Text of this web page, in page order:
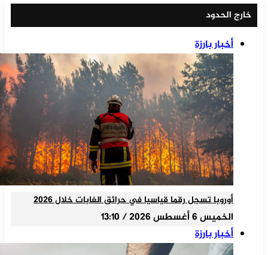
خارج الحدود
أخبار بارزة
أوروبا تسجل رقما قياسيا في حرائق الغابات خلال 2026
الخميس 6 أغسطس 2026 / 13:10
أخبار بارزة